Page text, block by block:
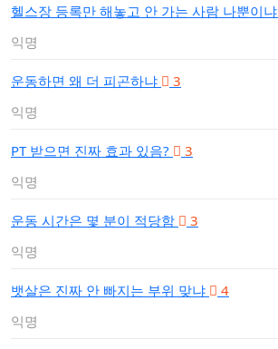
헬스장 등록만 해놓고 안 가는 사람 나뿐이냐
익명
운동하면 왜 더 피곤하냐
3
익명
PT 받으면 진짜 효과 있음?
3
익명
운동 시간은 몇 분이 적당함
3
익명
뱃살은 진짜 안 빠지는 부위 맞냐
4
익명